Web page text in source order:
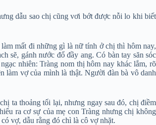
dẫu sao chị cũng vơi bớt được nỗi lo khi biết
mất đi những gì là nữ tính ở chị thì hôm nay,
sẽ, gánh nước đổ đầy ang. Có bàn tay săn sóc
nhiên: Tràng nom thị hôm nay khác lắm, rõ
làm vợ của mình là thật. Người đàn bà vô danh
ta thoảng tối lại, nhưng ngay sau đó, chị điềm
ra cơ sự của mẹ con Tràng nhưng chị không
vợ, dẫu rằng đó chì là cô vợ nhặt.